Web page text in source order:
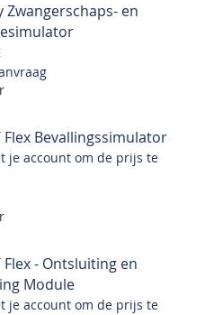
Zwangerschaps- en
Flex Bevallingssimulator
je account om de prijs te
Flex - Ontsluiting en
Module
je account om de prijs te